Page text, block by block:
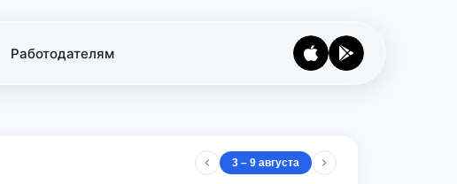
Работодателям
3 – 9 августа